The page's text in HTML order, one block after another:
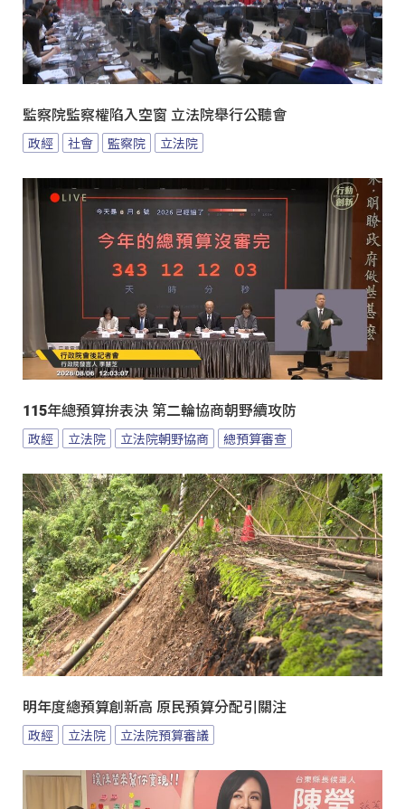
監察院監察權陷入空窗 立法院舉行公聽會
政經 社會 監察院 立法院
115年總預算拚表決 第二輪協商朝野續攻防
政經 立法院 立法院朝野協商 總預算審查
明年度總預算創新高 原民預算分配引關注
政經 立法院 立法院預算審議